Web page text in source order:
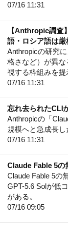
07/16 11:31
【Anthropic調査
語・ロシア語は
Anthropicの研究
格さなど）が異
視する枠組みを提
07/16 11:31
忘れ去られたCLI
Anthropicの「
規模へと急成長
07/16 11:31
Claude Fable 5の
Claude Fable 5の
GPT-5.6 Solが低
がある。
07/16 09:05